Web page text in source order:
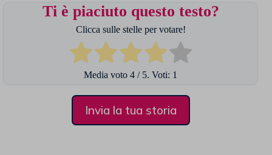
Ti è piaciuto questo testo?
Clicca sulle stelle per votare!
Media voto4 / 5. Voti: 1
Invia la tua storia